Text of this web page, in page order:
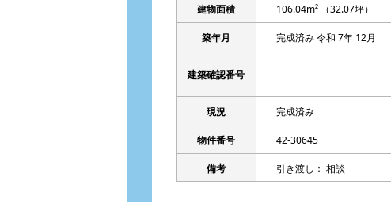
建物面積 106.04m² （32.07坪）
築年月 完成済み 令和 7年 12月
建築確認番号
現況 完成済み
物件番号 42-30645
備考 引き渡し： 相談